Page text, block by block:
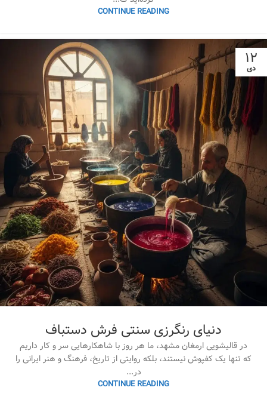
CONTINUE READING
۱۲
دی
دنیای رنگرزی سنتی فرش دستباف
در قالیشویی ارمغان مشهد، ما هر روز با شاهکارهایی سر و کار داریم
که تنها یک کفپوش نیستند، بلکه روایتی از تاریخ، فرهنگ و هنر ایرانی را
در...
CONTINUE READING